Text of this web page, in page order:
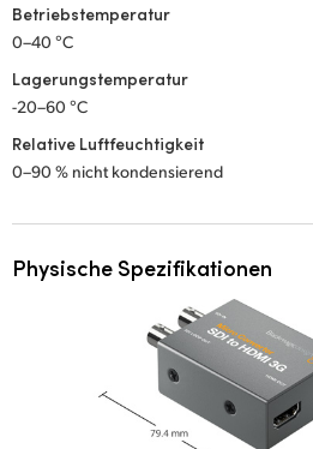
Betriebstemperatur
0–40 °C
Lagerungstemperatur
-20–60 °C
Relative Luftfeuchtigkeit
0–90 % nicht kondensierend
Physische Spezifikationen